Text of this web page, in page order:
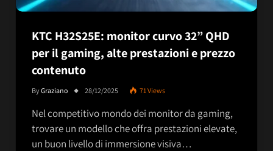
KTC H32S25E: monitor curvo 32” QHD
per il gaming, alte prestazioni e prezzo
contenuto
ByGraziano 28/12/2025 71 Views
Nel competitivo mondo dei monitor da gaming,
trovare un modello che offra prestazioni elevate,
un buon livello di immersione visiva…